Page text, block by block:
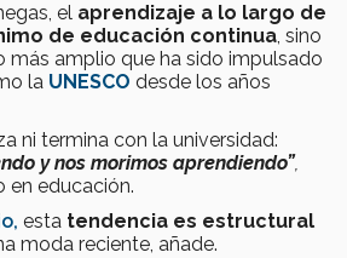
el aprendizaje a lo largo de
de educación continua, sino
más amplio que ha sido impulsado
la UNESCO desde los años
ni termina con la universidad:
y nos morimos aprendiendo”,
en educación.
esta tendencia es estructural
moda reciente, añade.